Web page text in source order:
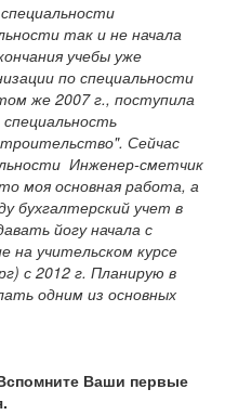
так и не начала
учебы уже
по специальности
же 2007 г., поступила
Сейчас
Инженер-сметчик
моя основная работа, а
бухгалтерский учет в
йогу начала с
на учительском курсе
с 2012 г. Планирую в
одним из основных
Ваши первые